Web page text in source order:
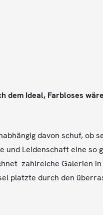
dem Ideal, Farbloses wäre
davon schuf, ob
und Leidenschaft eine so
zahlreiche Galerien
platzte durch den